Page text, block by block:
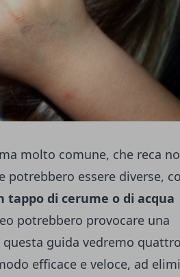
molto comune, che reca
potrebbero essere diverse,
tappo di cerume o di acqua
potrebbero provocare una
questa guida vedremo quattro
efficace e veloce, ad